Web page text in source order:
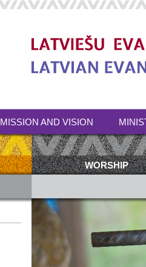
MISSION AND VISION
WORSHIP